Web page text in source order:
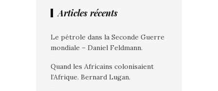
Articles récents
Le pétrole dans la Seconde Guerre
mondiale – Daniel Feldmann.
Quand les Africains colonisaient
l’Afrique. Bernard Lugan.